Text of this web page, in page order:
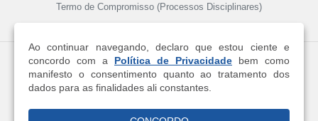
Termo de Compromisso (Processos Disciplinares)
SAUS Quadra 5 Lote 1 Bloco M - Brasília - DF | CEP 70070-939
Ao continuar navegando, declaro que estou ciente e
concordo com a Política de Privacidade bem como
manifesto o consentimento quanto ao tratamento dos
dados para as finalidades ali constantes.